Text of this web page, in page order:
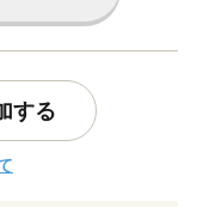
する